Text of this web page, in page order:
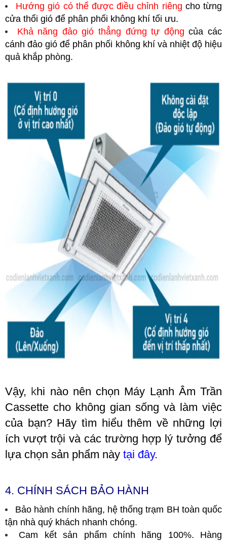
Hướng gió có thể được điều chỉnh riêng cho từng
cửa thổi gió để phân phối không khí tối ưu.
Khả năng đảo gió thẳng đứng tự động của các
cánh đảo gió để phân phối không khí và nhiệt độ hiệu
quả khắp phòng.
Vậy, khi nào nên chọn Máy Lạnh Âm Trần
Cassette cho không gian sống và làm việc
của bạn? Hãy tìm hiểu thêm về những lợi
ích vượt trội và các trường hợp lý tưởng để
lựa chọn sản phẩm này tại đây.
4. CHÍNH SÁCH BẢO HÀNH
Bảo hành chính hãng, hệ thống trạm BH toàn quốc
tận nhà quý khách nhanh chóng.
Cam kết sản phẩm chính hãng 100%. Hàng